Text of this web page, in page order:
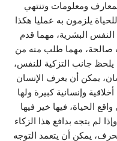
ومعلومات وتنتهي
يلزمون به عمليا هكذا
النفس البشرية، مهما قدم
صالحة، مهما طلب منه من
يلحظ جانب التزكية للنفس،
يمكن أن يعرف الإنسان
وإنسانية كبيرة ولها
الحياة، فيها خير فيها
لم يتجه بدافع هذا الزكاء
يمكن أن يتعمد التوجه